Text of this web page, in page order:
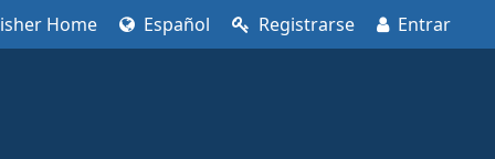
Home Español Registrarse Entrar